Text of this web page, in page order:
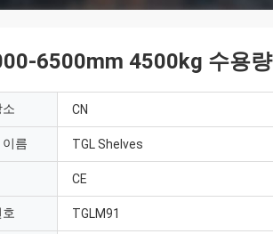
6500mm 4500kg 수용량
소 CN
이름 TGL Shelves
CE
호 TGLM91